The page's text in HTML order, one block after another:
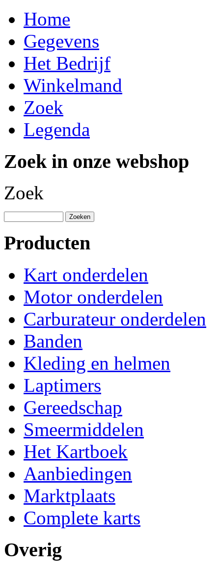
Home
Gegevens
Het Bedrijf
Winkelmand
Zoek
Legenda
Zoek in onze webshop
Zoek
Producten
Kart onderdelen
Motor onderdelen
Carburateur onderdelen
Banden
Kleding en helmen
Laptimers
Gereedschap
Smeermiddelen
Het Kartboek
Aanbiedingen
Marktplaats
Complete karts
Overig